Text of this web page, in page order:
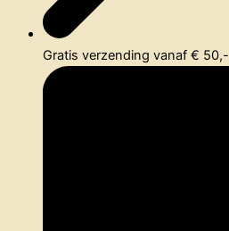
Gratis verzending vanaf € 50,-